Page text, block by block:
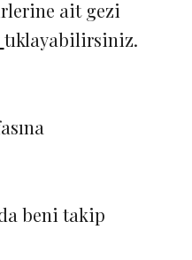
ait gezi
tıklayabilirsiniz.
beni takip